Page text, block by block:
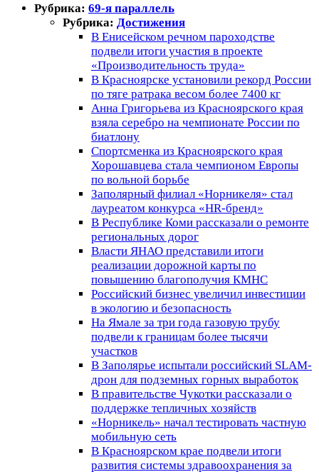
Рубрика: 69-я параллель
Рубрика: Достижения
В Енисейском речном пароходстве
подвели итоги участия в проекте
«Производительность труда»
В Красноярске установили рекорд России
по тяге ратрака весом более 7400 кг
Анна Григорьева из Красноярского края
взяла серебро на чемпионате России по
биатлону
Спортсменка из Красноярского края
Хорошавцева стала чемпионом Европы
по вольной борьбе
Заполярный филиал «Норникеля» стал
лауреатом конкурса «HR-бренд»
В Республике Коми рассказали о ремонте
региональных дорог
Власти ЯНАО представили итоги
реализации дорожной карты по
повышению благополучия КМНС
Российский бизнес увеличил инвестиции
в экологию и безопасность
На Ямале за три года газовую трубу
подвели к границам более тысячи
участков
В Заполярье испытали российский SLAM-
дрон для подземных горных выработок
В правительстве Чукотки рассказали о
поддержке тепличных хозяйств
«Норникель» начал тестировать частную
мобильную сеть
В Красноярском крае подвели итоги
развития системы здравоохранения за